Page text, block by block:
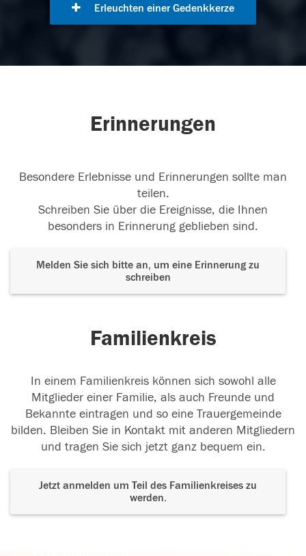
Erleuchten einer Gedenkkerze
Erinnerungen
Besondere Erlebnisse und Erinnerungen sollte man
teilen.
Schreiben Sie über die Ereignisse, die Ihnen
besonders in Erinnerung geblieben sind.
Melden Sie sich bitte an, um eine Erinnerung zu
schreiben
Familienkreis
In einem Familienkreis können sich sowohl alle
Mitglieder einer Familie, als auch Freunde und
Bekannte eintragen und so eine Trauergemeinde
bilden. Bleiben Sie in Kontakt mit anderen Mitgliedern
und tragen Sie sich jetzt ganz bequem ein.
Jetzt anmelden um Teil des Familienkreises zu
werden.